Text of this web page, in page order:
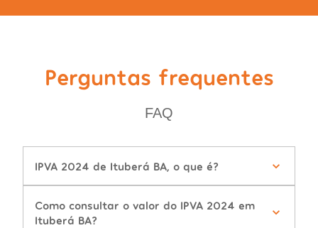
Perguntas frequentes
FAQ
IPVA 2024 de Ituberá BA, o que é?
Como consultar o valor do IPVA 2024 em
Ituberá BA?